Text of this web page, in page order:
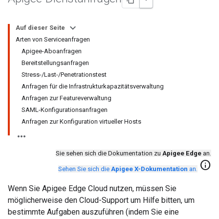
Auf dieser Seite
Arten von Serviceanfragen
Apigee-Aboanfragen
Bereitstellungsanfragen
Stress-/Last-/Penetrationstest
Anfragen für die Infrastrukturkapazitätsverwaltung
Anfragen zur Featureverwaltung
SAML-Konfigurationsanfragen
Anfragen zur Konfiguration virtueller Hosts
Sie sehen sich die Dokumentation zu Apigee Edge an.
Sehen Sie sich die Apigee X-Dokumentation an. info
Wenn Sie Apigee Edge Cloud nutzen, müssen Sie
möglicherweise den Cloud-Support um Hilfe bitten, um
bestimmte Aufgaben auszuführen (indem Sie eine